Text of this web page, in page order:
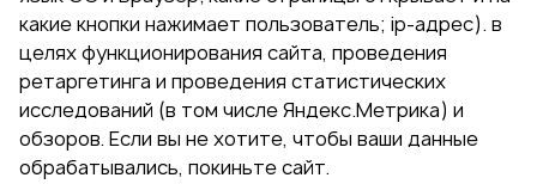
какие кнопки нажимает пользователь; ip-адрес). в
целях функционирования сайта, проведения
ретаргетинга и проведения статистических
исследований (в том числе Яндекс.Метрика) и
обзоров. Если вы не хотите, чтобы ваши данные
обрабатывались, покиньте сайт.